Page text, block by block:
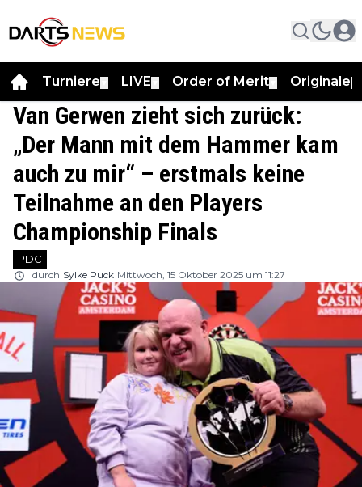
Turniere LIVE Order of Merit Originale
Van Gerwen zieht sich zurück:
„Der Mann mit dem Hammer kam
auch zu mir“ – erstmals keine
Teilnahme an den Players
Championship Finals
PDC
durch Sylke Puck Mittwoch, 15 Oktober 2025 um 11:27